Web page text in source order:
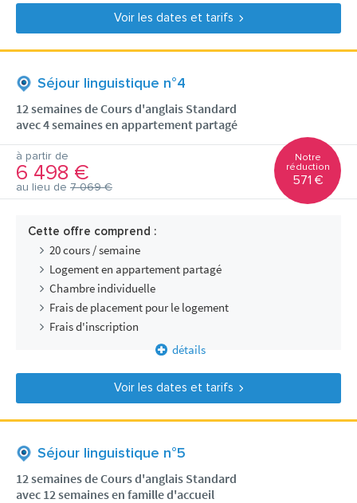
Voir les dates et tarifs
Séjour linguistique n°4
12 semaines de Cours d'anglais Standard
avec 4 semaines en appartement partagé
à partir de
6 498 €
au lieu de 7 069 €
Notre
réduction
571 €
Cette offre comprend :
20 cours / semaine
Logement en appartement partagé
Chambre individuelle
Frais de placement pour le logement
Frais d'inscription
détails
Voir les dates et tarifs
Séjour linguistique n°5
12 semaines de Cours d'anglais Standard
avec 12 semaines en famille d'accueil